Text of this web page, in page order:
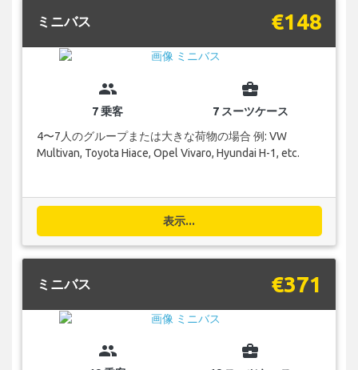
ミニバス €148
group
7 乗客
business_center
7 スーツケース
4〜7人のグループまたは大きな荷物の場合 例: VW
Multivan, Toyota Hiace, Opel Vivaro, Hyundai H-1, etc.
表示...
ミニバス €371
group business_center